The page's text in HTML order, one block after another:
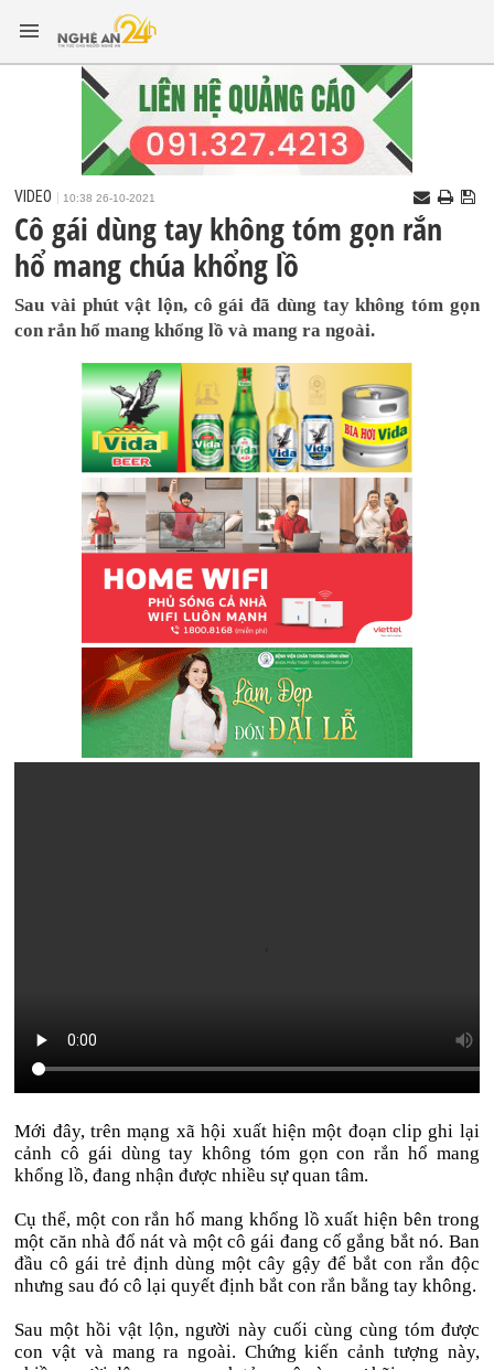
VIDEO 10:38 26-10-2021
Cô gái dùng tay không tóm gọn rắn
hổ mang chúa khổng lồ
Sau vài phút vật lộn, cô gái đã dùng tay không tóm gọn
con rắn hổ mang khổng lồ và mang ra ngoài.
Mới đây, trên mạng xã hội xuất hiện một đoạn clip ghi lại
cảnh cô gái dùng tay không tóm gọn con rắn hổ mang
khổng lồ, đang nhận được nhiều sự quan tâm.
Cụ thể, một con rắn hổ mang khổng lồ xuất hiện bên trong
một căn nhà đổ nát và một cô gái đang cố gắng bắt nó. Ban
đầu cô gái trẻ định dùng một cây gậy để bắt con rắn độc
nhưng sau đó cô lại quyết định bắt con rắn bằng tay không.
Sau một hồi vật lộn, người này cuối cùng cùng tóm được
con vật và mang ra ngoài. Chứng kiến cảnh tượng này,